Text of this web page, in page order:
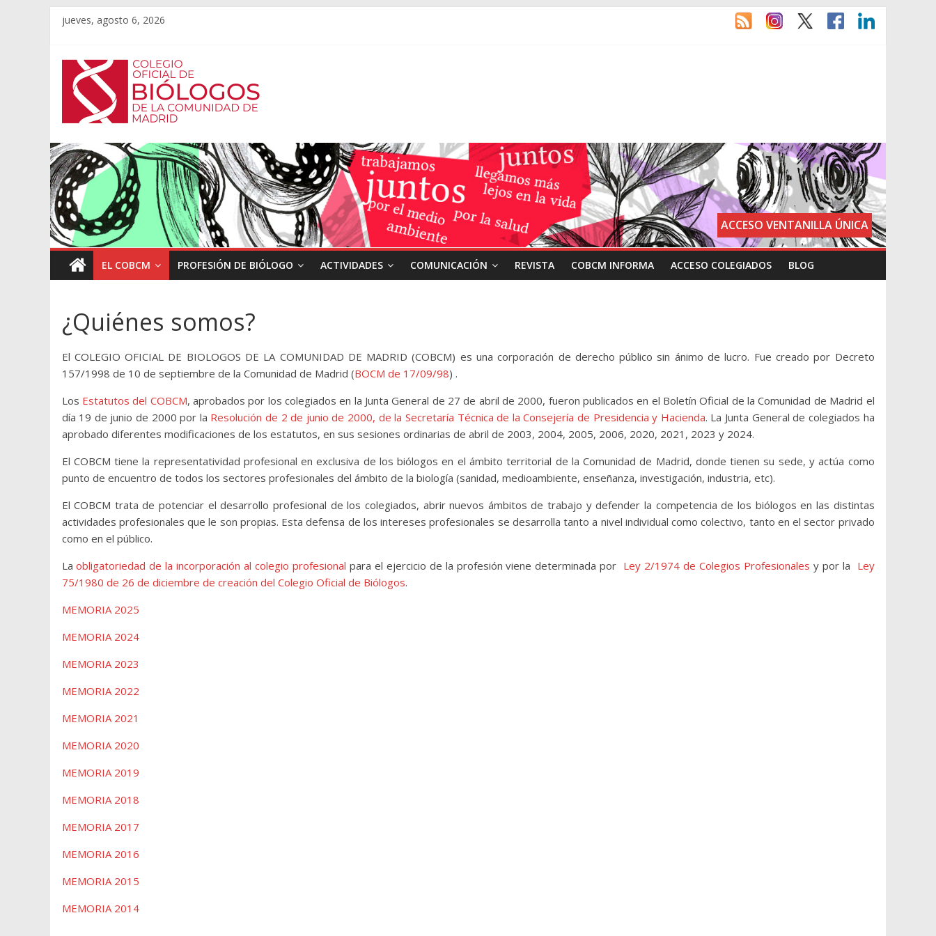
jueves, agosto 6, 2026
ACCESO VENTANILLA ÚNICA
EL COBCM PROFESIÓN DE BIÓLOGO ACTIVIDADES COMUNICACIÓN REVISTA COBCM INFORMA ACCESO COLEGIADOS BLOG
¿Quiénes somos?
El COLEGIO OFICIAL DE BIOLOGOS DE LA COMUNIDAD DE MADRID (COBCM) es una corporación de derecho público sin ánimo de lucro. Fue creado por Decreto
157/1998 de 10 de septiembre de la Comunidad de Madrid (BOCM de 17/09/98) .
Los Estatutos del COBCM, aprobados por los colegiados en la Junta General de 27 de abril de 2000, fueron publicados en el Boletín Oficial de la Comunidad de Madrid el
día 19 de junio de 2000 por la Resolución de 2 de junio de 2000, de la Secretaría Técnica de la Consejería de Presidencia y Hacienda. La Junta General de colegiados ha
aprobado diferentes modificaciones de los estatutos, en sus sesiones ordinarias de abril de 2003, 2004, 2005, 2006, 2020, 2021, 2023 y 2024.
El COBCM tiene la representatividad profesional en exclusiva de los biólogos en el ámbito territorial de la Comunidad de Madrid, donde tienen su sede, y actúa como
punto de encuentro de todos los sectores profesionales del ámbito de la biología (sanidad, medioambiente, enseñanza, investigación, industria, etc).
El COBCM trata de potenciar el desarrollo profesional de los colegiados, abrir nuevos ámbitos de trabajo y defender la competencia de los biólogos en las distintas
actividades profesionales que le son propias. Esta defensa de los intereses profesionales se desarrolla tanto a nivel individual como colectivo, tanto en el sector privado
como en el público.
Laobligatoriedad de la incorporación al colegio profesional para el ejercicio de la profesión viene determinada por Ley 2/1974 de Colegios Profesionales y por la Ley
75/1980 de 26 de diciembre de creación del Colegio Oficial de Biólogos.
MEMORIA 2025
MEMORIA 2024
MEMORIA 2023
MEMORIA 2022
MEMORIA 2021
MEMORIA 2020
MEMORIA 2019
MEMORIA 2018
MEMORIA 2017
MEMORIA 2016
MEMORIA 2015
MEMORIA 2014